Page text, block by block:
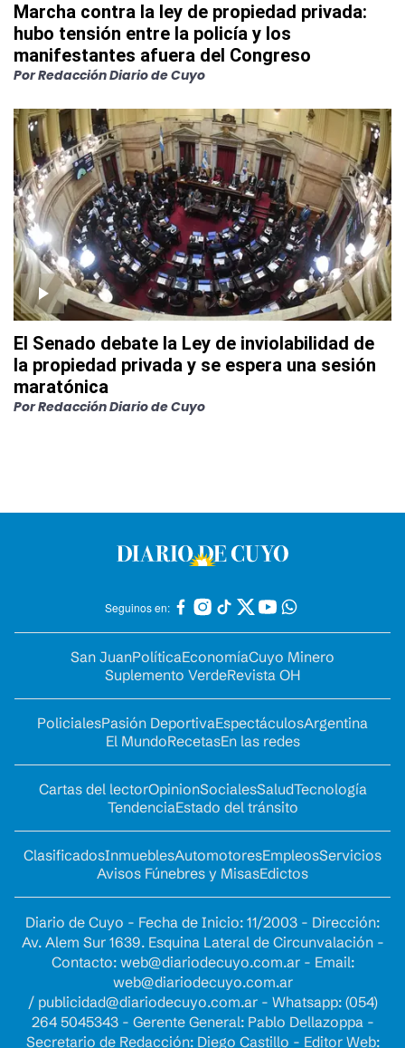
Marcha contra la ley de propiedad privada:
hubo tensión entre la policía y los
manifestantes afuera del Congreso
PorRedacción Diario de Cuyo
El Senado debate la Ley de inviolabilidad de
la propiedad privada y se espera una sesión
maratónica
PorRedacción Diario de Cuyo
Seguinos en:
San JuanPolíticaEconomíaCuyo Minero
Suplemento VerdeRevista OH
PolicialesPasión DeportivaEspectáculosArgentina
El MundoRecetasEn las redes
Cartas del lectorOpinionSocialesSaludTecnología
TendenciaEstado del tránsito
ClasificadosInmueblesAutomotoresEmpleosServicios
Avisos Fúnebres y MisasEdictos
Diario de Cuyo - Fecha de Inicio: 11/2003 - Dirección:
Av. Alem Sur 1639. Esquina Lateral de Circunvalación -
Contacto: web@diariodecuyo.com.ar- Email:
web@diariodecuyo.com.ar
/ publicidad@diariodecuyo.com.ar- Whatsapp: (054)
264 5045343 - Gerente General: Pablo Dellazoppa -
Secretario de Redacción: Diego Castillo - Editor Web: